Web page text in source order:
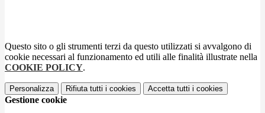
Questo sito o gli strumenti terzi da questo utilizzati si avvalgono di
cookie necessari al funzionamento ed utili alle finalità illustrate nella
COOKIE POLICY.
Personalizza Rifiuta tutti i cookies Accetta tutti i cookies
Gestione cookie